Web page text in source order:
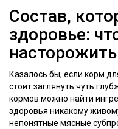
Состав,
здоровье:
насторожить
Казалось бы, если корм
стоит заглянуть чуть
кормов можно найти
здоровья никакому
непонятные мясные